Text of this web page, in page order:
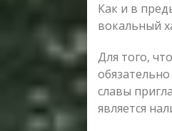
Как и в
вокальный
Для того,
славы
является